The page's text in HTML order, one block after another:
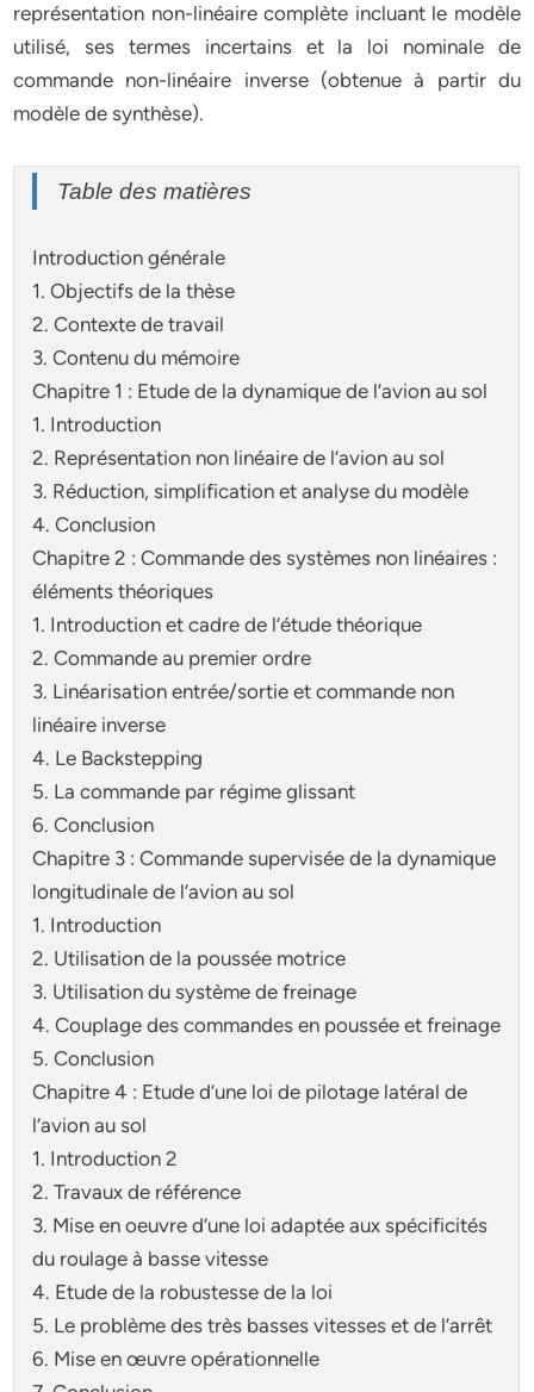
représentation non-linéaire complète incluant le modèle
utilisé, ses termes incertains et la loi nominale de
commande non-linéaire inverse (obtenue à partir du
modèle de synthèse).
Table des matières
Introduction générale
1. Objectifs de la thèse
2. Contexte de travail
3. Contenu du mémoire
Chapitre 1 : Etude de la dynamique de l’avion au sol
1. Introduction
2. Représentation non linéaire de l’avion au sol
3. Réduction, simplification et analyse du modèle
4. Conclusion
Chapitre 2 : Commande des systèmes non linéaires :
éléments théoriques
1. Introduction et cadre de l’étude théorique
2. Commande au premier ordre
3. Linéarisation entrée/sortie et commande non
linéaire inverse
4. Le Backstepping
5. La commande par régime glissant
6. Conclusion
Chapitre 3 : Commande supervisée de la dynamique
longitudinale de l’avion au sol
1. Introduction
2. Utilisation de la poussée motrice
3. Utilisation du système de freinage
4. Couplage des commandes en poussée et freinage
5. Conclusion
Chapitre 4 : Etude d’une loi de pilotage latéral de
l’avion au sol
1. Introduction 2
2. Travaux de référence
3. Mise en oeuvre d’une loi adaptée aux spécificités
du roulage à basse vitesse
4. Etude de la robustesse de la loi
5. Le problème des très basses vitesses et de l’arrêt
6. Mise en œuvre opérationnelle